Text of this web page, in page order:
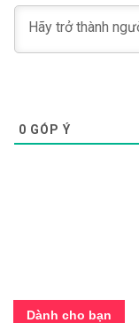
0 GÓP Ý
Dành cho bạn